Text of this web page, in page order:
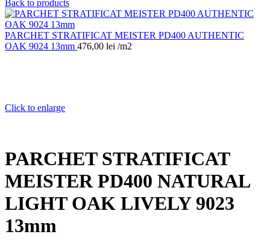
Back to products
PARCHET STRATIFICAT MEISTER PD400 AUTHENTIC
OAK 9024 13mm 476,00 lei /m2
Click to enlarge
PARCHET STRATIFICAT
MEISTER PD400 NATURAL
LIGHT OAK LIVELY 9023
13mm